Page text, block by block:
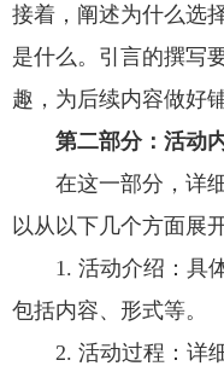
接着，阐述为什么选
是什么。引言的撰写
趣，为后续内容做好铺
第二部分：活动
在这一部分，详
以从以下几个方面展
1. 活动介绍：具
包括内容、形式等。
2. 活动过程：详